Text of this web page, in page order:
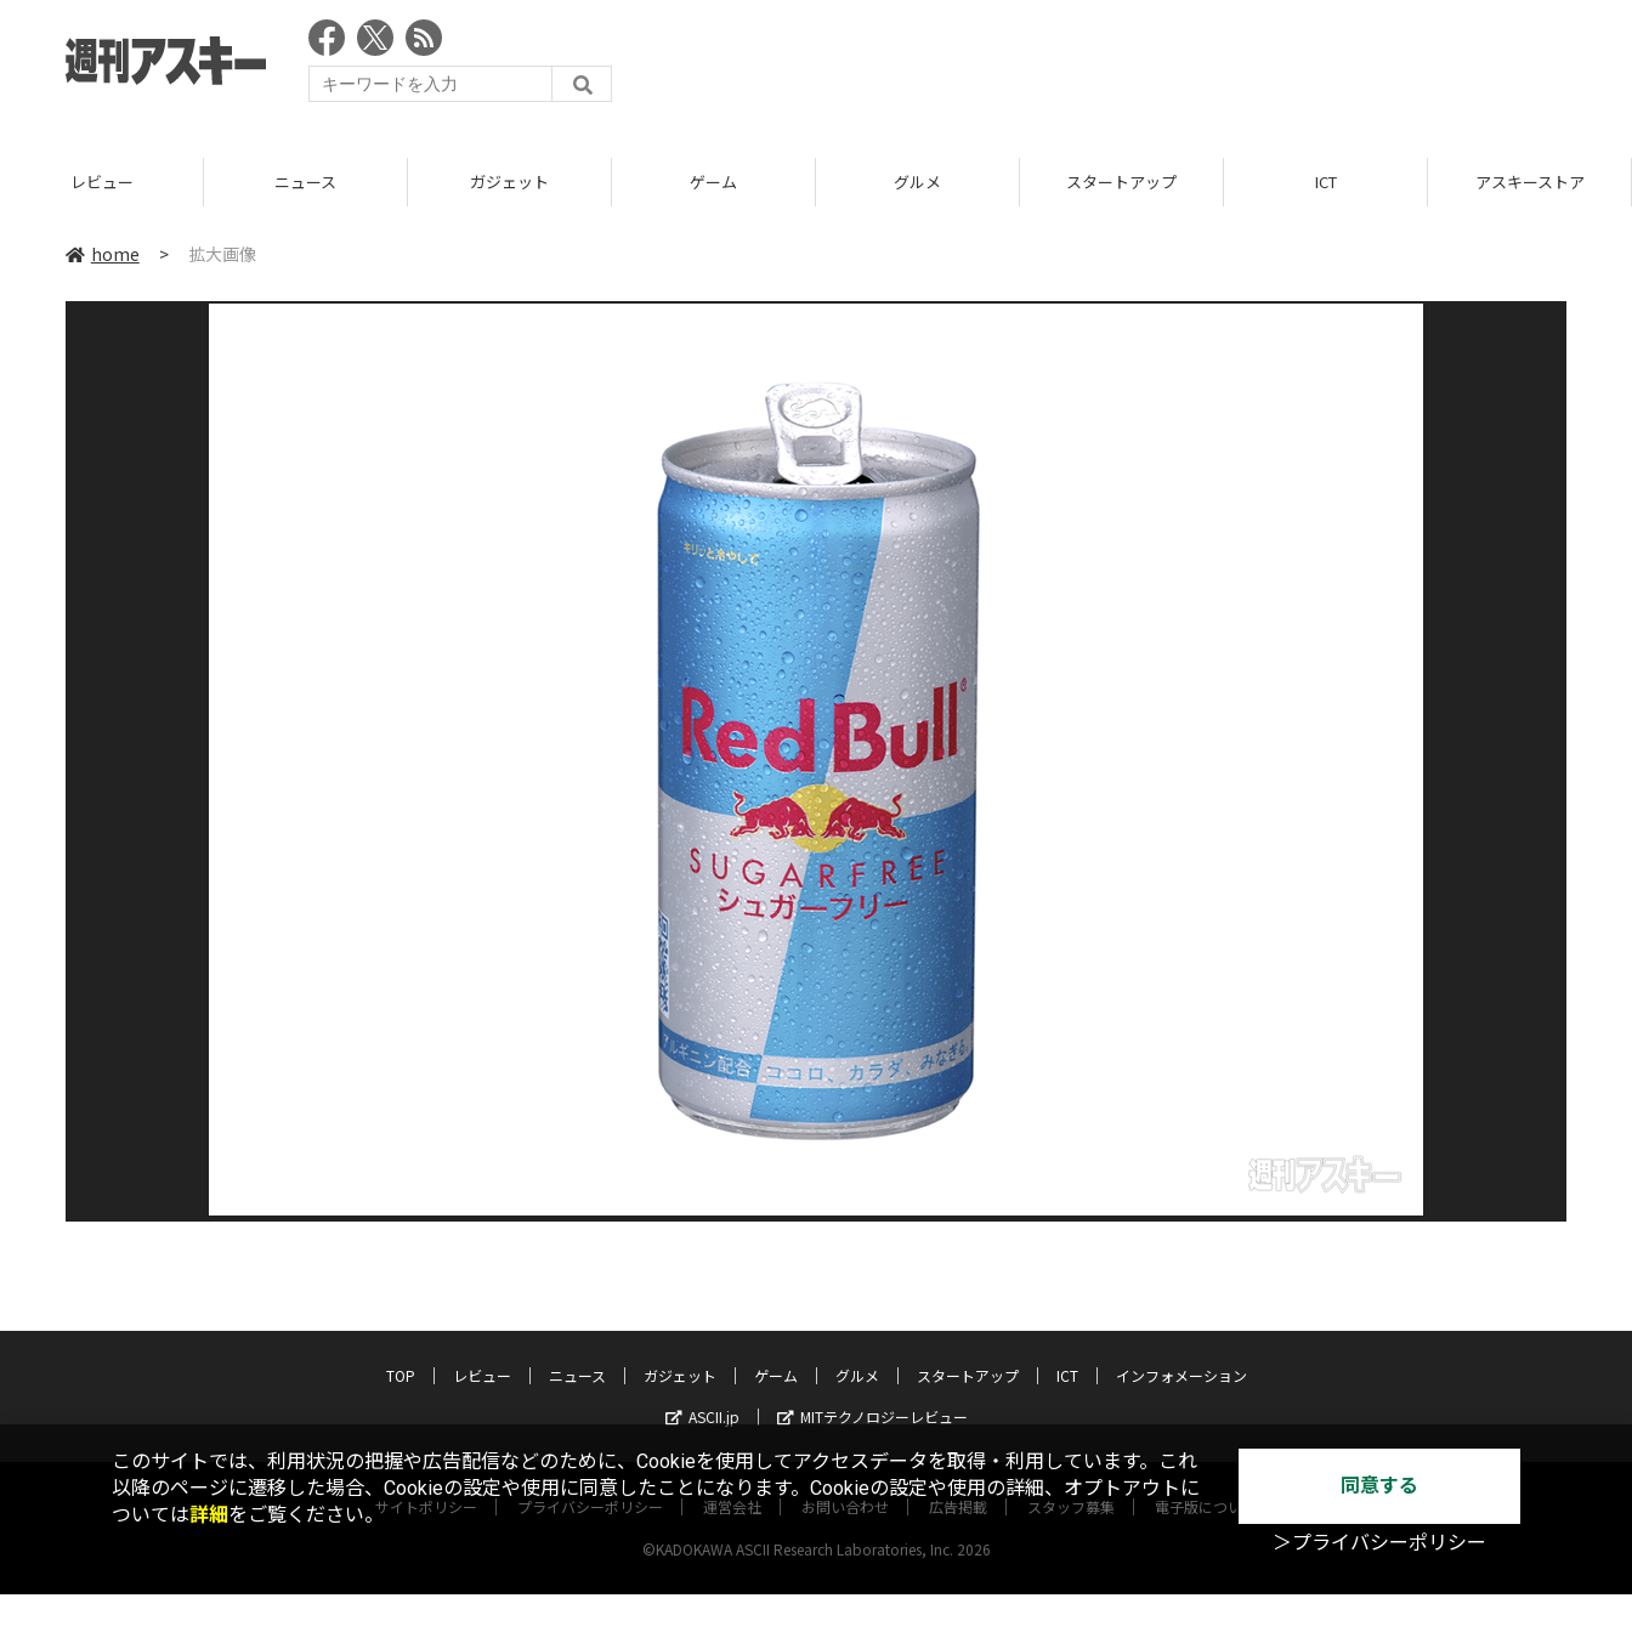
レビュー ニュース ガジェット ゲーム グルメ スタートアップ ICT アスキーストア
home > 拡大画像
TOP レビュー ニュース ガジェット ゲーム グルメ スタートアップ ICT
インフォメーション
ASCII.jp
MITテクノロジーレビュー
サイトポリシー プライバシーポリシー 運営会社 お問い合わせ 広告掲載 スタッフ募集 電子版について
©KADOKAWA ASCII Research Laboratories, Inc. 2026
このサイトでは、利用状況の把握や広告配信などのために、Cookieを使用してアクセスデータを取得・利用しています。これ
以降のページに遷移した場合、Cookieの設定や使用に同意したことになります。Cookieの設定や使用の詳細、オプトアウトに
ついては詳細をご覧ください。
同意する
＞プライバシーポリシー